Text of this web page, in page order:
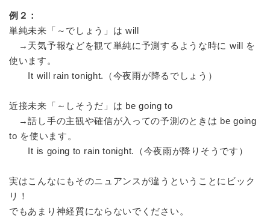
例２：
単純未来「～でしょう」は will
→天気予報などを観て単純に予測するような時に will を
使います。
It will rain tonight.（今夜雨が降るでしょう）
近接未来「～しそうだ」は be going to
→話し手の主観や確信が入っての予測のときは be going
to を使います。
It is going to rain tonight.（今夜雨が降りそうです）
実はこんなにもそのニュアンスが違うということにビック
リ！
でもあまり神経質にならないでください。